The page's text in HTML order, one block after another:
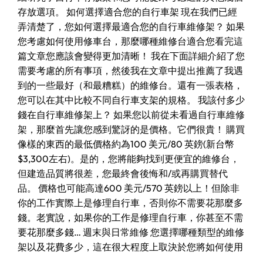
存放選項。 如何選擇適合您的自行車架 現在我們已經
弄清楚了，您如何選擇最適合您的自行車維修架？ 如果
您考慮如何使用修車台，那麼哪種維修台適合您看完這
篇文章您應該會變得更加清晰！ 我在下面詳細介紹了您
需要考慮的所有事項，然後我在文章中提出推薦了我遇
到的一些最好（和最糟糕）的維修台。還有一張表格，
您可以在其中比較不同自行車支架的規格。 我該付多少
錢在自行車維修架上？ 如果您以前從未看過自行車維修
架，那麼首先讓您感到驚訝的是價格。它們很貴！ 購買
像樣的東西的最低價格約為100 美元/80 英鎊(新台幣
$3,300左右)。是的，您將能夠找到更便宜的維修台，
但建造品質將很差，您最終會後悔和/或再購買替代
品。 價格也可能高達600 美元/570 英鎊以上！但除非
你的工作實際上是修理自行車，否則你不需要花那麼多
錢。老實說，如果你的工作是修理自行車，你甚至不需
要花那麼多錢… 週末與日常維修 您選擇哪種類型的維修
架以及花費多少，這在很大程度上取決於您將如何使用